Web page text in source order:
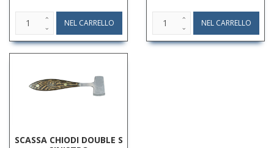
SCASSA CHIODI DOUBLE S